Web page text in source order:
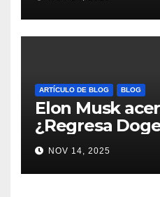
#Dogecoin
ARTÍCULO DE BLOG BLOG
Elon Musk
¿Regresa
nuevo pago
#Dogecoin
NOV 14, 2025